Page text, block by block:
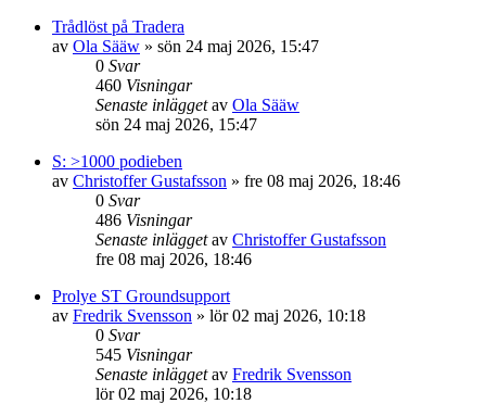
Trådlöst på Tradera
av Ola Sääw » sön 24 maj 2026, 15:47
0 Svar
460 Visningar
Senaste inläggetav Ola Sääw
sön 24 maj 2026, 15:47
S: >1000 podieben
av Christoffer Gustafsson » fre 08 maj 2026, 18:46
0 Svar
486 Visningar
Senaste inläggetav Christoffer Gustafsson
fre 08 maj 2026, 18:46
Prolye ST Groundsupport
av Fredrik Svensson » lör 02 maj 2026, 10:18
0 Svar
545 Visningar
Senaste inläggetav Fredrik Svensson
lör 02 maj 2026, 10:18